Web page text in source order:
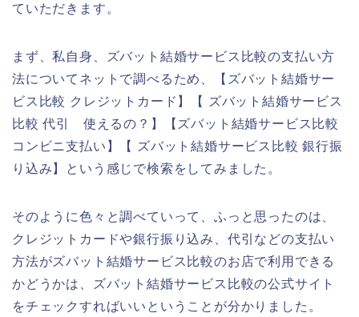
ていただきます。
まず、私自身、ズバット結婚サービス比較の支払い方
法についてネットで調べるため、【ズバット結婚サー
ビス比較 クレジットカード】【 ズバット結婚サービス
比較 代引 使えるの？】【ズバット結婚サービス比較
コンビニ支払い】【 ズバット結婚サービス比較 銀行振
り込み】という感じで検索をしてみました。
そのように色々と調べていって、ふっと思ったのは、
クレジットカードや銀行振り込み、代引などの支払い
方法がズバット結婚サービス比較のお店で利用できる
かどうかは、ズバット結婚サービス比較の公式サイト
をチェックすればいいということが分かりました。